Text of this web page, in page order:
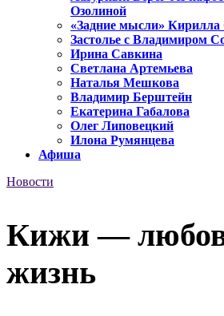
Озолиной
«Задние мысли»
Застолье с Владимиром
Ирина Савкина
Светлана Артемьева
Наталья Мешкова
Владимир Берштейн
Екатерина Габалова
Олег Липовецкий
Илона Румянцева
Афиша
Новости
Кижи —
жизнь